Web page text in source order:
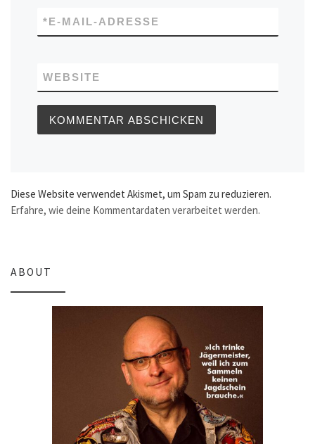
E-MAIL-ADRESSE
*
WEBSITE
Diese Website verwendet Akismet, um Spam zu reduzieren.
Erfahre, wie deine Kommentardaten verarbeitet werden.
ABOUT